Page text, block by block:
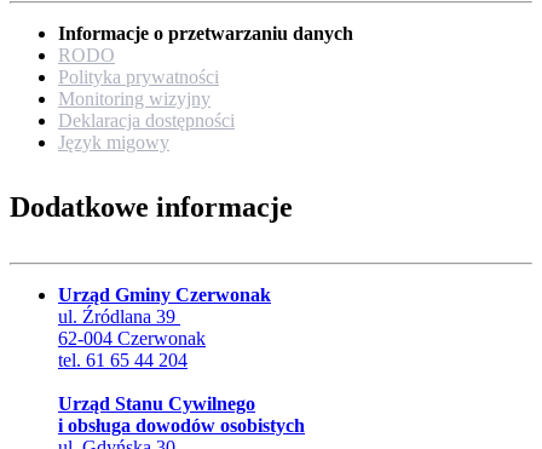
Informacje o przetwarzaniu danych
RODO
Polityka prywatności
Monitoring wizyjny
Deklaracja dostępności
Język migowy
Dodatkowe informacje
Urząd Gminy Czerwonak
ul. Źródlana 39
62-004 Czerwonak
tel. 61 65 44 204
Urząd Stanu Cywilnego
i obsługa dowodów osobistych